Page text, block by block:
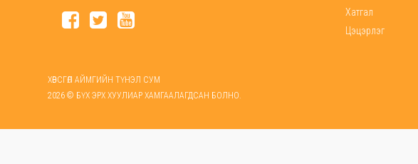
Хатгал
Цэцэрлэг
ХӨВСГӨЛ АЙМГИЙН ТҮНЭЛ СУМ
2026 © БҮХ ЭРХ ХУУЛИАР ХАМГААЛАГДСАН БОЛНО.